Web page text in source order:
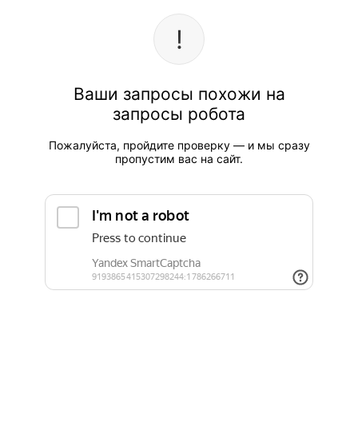
Ваши запросы похожи на
запросы робота
Пожалуйста, пройдите проверку — и мы сразу
пропустим вас на сайт.